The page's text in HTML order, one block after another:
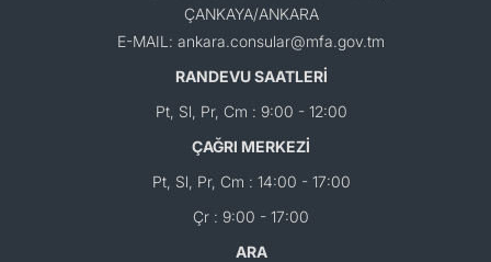
ÇANKAYA/ANKARA
E-MAIL: ankara.consular@mfa.gov.tm
RANDEVU SAATLERİ
Pt, Sl, Pr, Cm : 9:00 - 12:00
ÇAĞRI MERKEZİ
Pt, Sl, Pr, Cm : 14:00 - 17:00
Çr : 9:00 - 17:00
ARA